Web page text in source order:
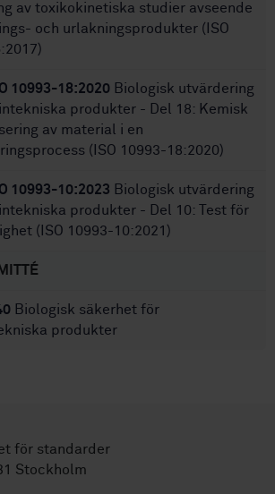
av toxikokinetiska studier avseende
och urlakningsprodukter (ISO
10993-18:2020 Biologisk utvärdering
produkter - Del 18: Kemisk
av material i en
(ISO 10993-18:2020)
10993-10:2023 Biologisk utvärdering
produkter - Del 10: Test för
(ISO 10993-10:2021)
Biologisk säkerhet för
produkter
för standarder
Stockholm